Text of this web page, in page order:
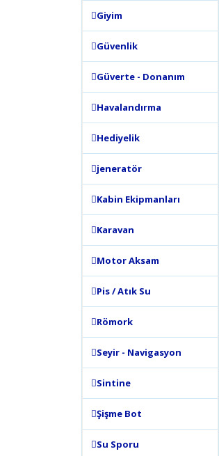
Giyim
Güvenlik
Güverte - Donanım
Havalandırma
Hediyelik
jeneratör
Kabin Ekipmanları
Karavan
Motor Aksam
Pis / Atık Su
Römork
Seyir - Navigasyon
Sintine
Şişme Bot
Su Sporu